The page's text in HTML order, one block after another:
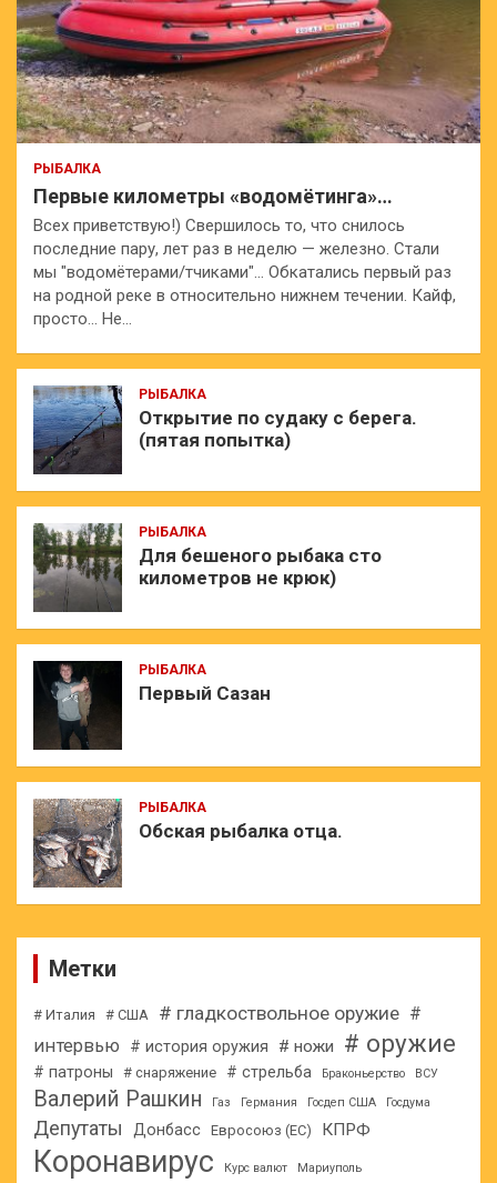
РЫБАЛКА
Первые километры «водомётинга»…
Всех приветствую!) Свершилось то, что снилось
последние пару, лет раз в неделю — железно. Стали
мы "водомётерами/тчиками"… Обкатались первый раз
на родной реке в относительно нижнем течении. Кайф,
просто… Не…
РЫБАЛКА
Открытие по судаку с берега.
(пятая попытка)
РЫБАЛКА
Для бешеного рыбака сто
километров не крюк)
РЫБАЛКА
Первый Сазан
РЫБАЛКА
Обская рыбалка отца.
Метки
# Италия # США # гладкоствольное оружие #
интервью
# история оружия # ножи # оружие
# патроны # снаряжение # стрельба Браконьерство ВСУ
Валерий Рашкин Газ Германия Госдеп США Госдума
Депутаты Донбасс Евросоюз (ЕС) КПРФ
Коронавирус Курс валют Мариуполь